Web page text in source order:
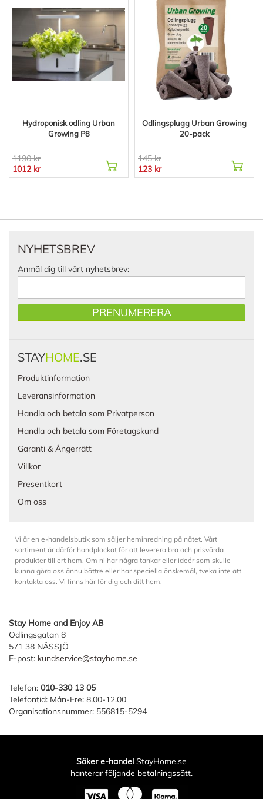
Hydroponisk odling Urban
Growing P8
1190 kr
1012 kr
Odlingsplugg Urban Growing
20-pack
145 kr
123 kr
NYHETSBREV
Anmäl dig till vårt nyhetsbrev:
PRENUMERERA
STAYHOME.SE
Produktinformation
Leveransinformation
Handla och betala som Privatperson
Handla och betala som Företagskund
Garanti & Ångerrätt
Villkor
Presentkort
Om oss
Vi är en e-handelsbutik som säljer heminredning på nätet. Vårt
sortiment är därför handplockat för att leverera bra och prisvärda
produkter till ert hem. Om ni har några tankar eller ideér som skulle
kunna göra oss ännu bättre eller har speciella önskemål, tveka inte att
kontakta oss. Vi finns här för dig och ditt hem.
Stay Home and Enjoy AB
Odlingsgatan 8
571 38 NÄSSJÖ
E-post: kundservice@stayhome.se
Telefon: 010-330 13 05
Telefontid: Mån-Fre: 8.00-12.00
Organisationsnummer: 556815-5294
Säker e-handel StayHome.se
hanterar följande betalningssätt.